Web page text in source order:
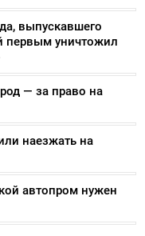
выпускавшего
первым уничтожил
— за право на
наезжать на
автопром нужен